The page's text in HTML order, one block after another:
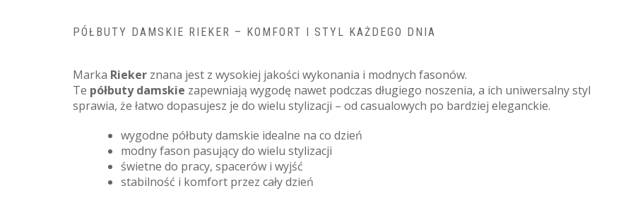
PÓŁBUTY DAMSKIE RIEKER – KOMFORT I STYL KAŻDEGO DNIA
Marka Rieker znana jest z wysokiej jakości wykonania i modnych fasonów.
Te półbuty damskie zapewniają wygodę nawet podczas długiego noszenia, a ich uniwersalny styl
sprawia, że łatwo dopasujesz je do wielu stylizacji – od casualowych po bardziej eleganckie.
wygodne półbuty damskie idealne na co dzień
modny fason pasujący do wielu stylizacji
świetne do pracy, spacerów i wyjść
stabilność i komfort przez cały dzień